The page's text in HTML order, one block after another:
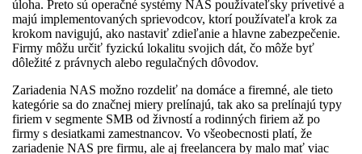
úloha. Preto sú operačné systémy NAS používateľsky prívetivé a
majú implementovaných sprievodcov, ktorí používateľa krok za
krokom navigujú, ako nastaviť zdieľanie a hlavne zabezpečenie.
Firmy môžu určiť fyzickú lokalitu svojich dát, čo môže byť
dôležité z právnych alebo regulačných dôvodov.
Zariadenia NAS možno rozdeliť na domáce a firemné, ale tieto
kategórie sa do značnej miery prelínajú, tak ako sa prelínajú typy
firiem v segmente SMB od živností a rodinných firiem až po
firmy s desiatkami zamestnancov. Vo všeobecnosti platí, že
zariadenie NAS pre firmu, ale aj freelancera by malo mať viac